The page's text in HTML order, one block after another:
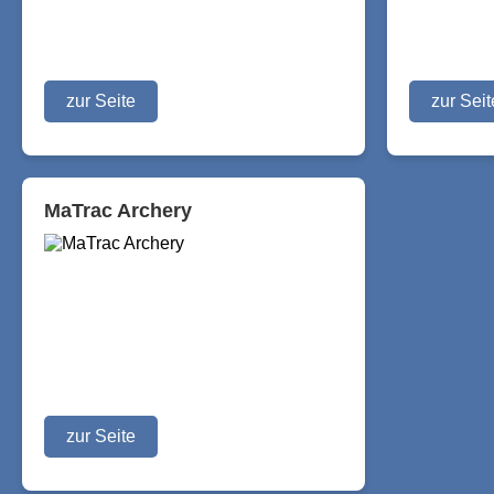
zur Seite zur
MaTrac Archery
zur Seite